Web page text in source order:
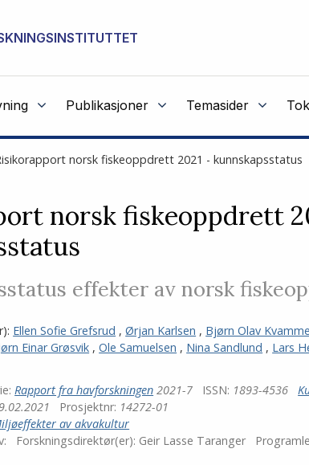
Publikasjoner Temasider
norsk fiskeoppdrett 2021 - kunnskapsstatus
norsk fiskeoppdrett
effekter av norsk
Ellen Sofie Grefsrud ,Ørjan Karlsen , Bjørn Olav Kvamme
Einar Grøsvik ,Ole Samuelsen , Nina Sandlund , Lars
Rapport fra havforskningen 2021-7 ISSN: 1893-4536
Prosjektnr: 14272-01
av akvakultur
Forskningsdirektør(er): Geir Lasse Taranger